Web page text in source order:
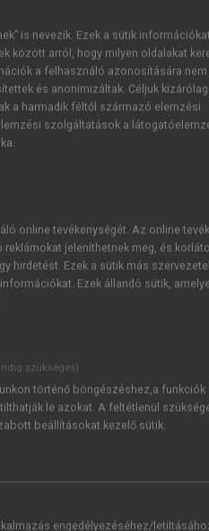
ÚJ FIÓK
1 óra
JELSZÓ
Kérek értesítést a MeRSZ
Kérek értesítést az
is nevezik. Ezek a sütik
között arról, hogy milyen oldalakat
a felhasználó azonosítására nem
és anonimizáltak. Céljuk
a harmadik féltől származó elemzési
szolgáltatások a
online tevékenységét. Az online
jeleníthetnek meg, és
hirdetést. Ezek a sütik más
Ezek állandó sütik,
szükséges)
történő böngészéshez,a funkciók
le azokat. A feltétlenül
beállításokat kezelő sütik.
engedélyezéséhez/